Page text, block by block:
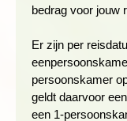
bedrag voor jouw
Er zijn per
persoonskamer
geldt daarvoor
een 1-